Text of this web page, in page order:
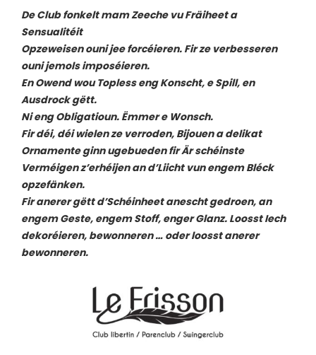
De Club fonkelt mam Zeeche vu Fräiheet a
Sensualitéit
Opzeweisen ouni jee forcéieren. Fir ze verbesseren
ouni jemols imposéieren.
En Owend wou Topless eng Konscht, e Spill, en
Ausdrock gëtt.
Ni eng Obligatioun. Ëmmer e Wonsch.
Fir déi, déi wielen ze verroden, Bijouen a delikat
Ornamente ginn ugebueden fir Är schéinste
Verméigen z’erhéijen an d’Liicht vun engem Bléck
opzefänken.
Fir anerer gëtt d’Schéinheet anescht gedroen, an
engem Geste, engem Stoff, enger Glanz. Loosst Iech
dekoréieren, bewonneren … oder loosst anerer
bewonneren.